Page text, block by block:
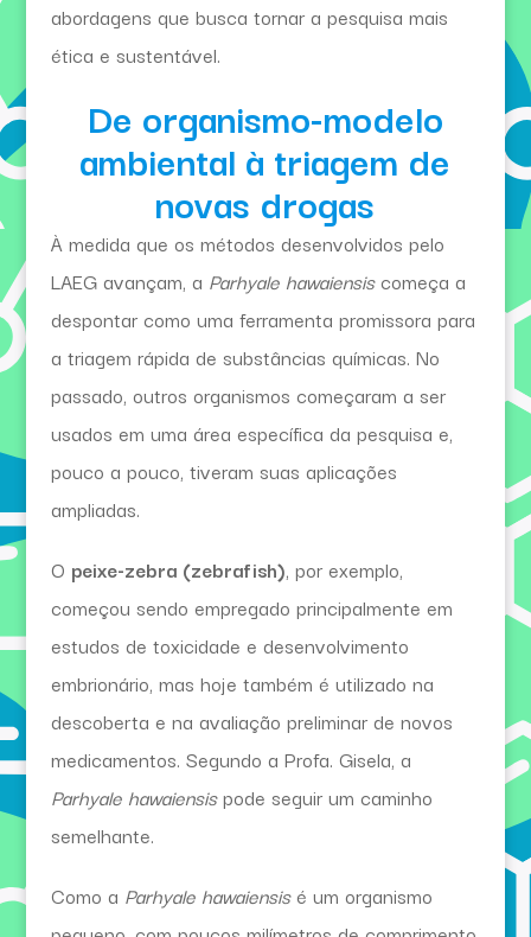
abordagens que busca tornar a pesquisa mais
ética e sustentável.
De organismo-modelo
ambiental à triagem de
novas drogas
À medida que os métodos desenvolvidos pelo
LAEG avançam, a Parhyale hawaiensiscomeça a
despontar como uma ferramenta promissora para
a triagem rápida de substâncias químicas. No
passado, outros organismos começaram a ser
usados em uma área específica da pesquisa e,
pouco a pouco, tiveram suas aplicações
ampliadas.
O peixe-zebra (zebrafish), por exemplo,
começou sendo empregado principalmente em
estudos de toxicidade e desenvolvimento
embrionário, mas hoje também é utilizado na
descoberta e na avaliação preliminar de novos
medicamentos. Segundo a Profa. Gisela, a
Parhyale hawaiensispode seguir um caminho
semelhante.
Como a Parhyale hawaiensisé um organismo